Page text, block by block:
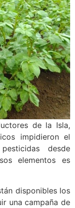
de la Isla,
impidieron el
desde
elementos es
disponibles los
una campaña de